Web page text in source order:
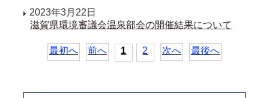
2023年3月22日
滋賀県環境審議会温泉部会の開催結果について
最初へ 前へ 1 2 次へ 最後へ